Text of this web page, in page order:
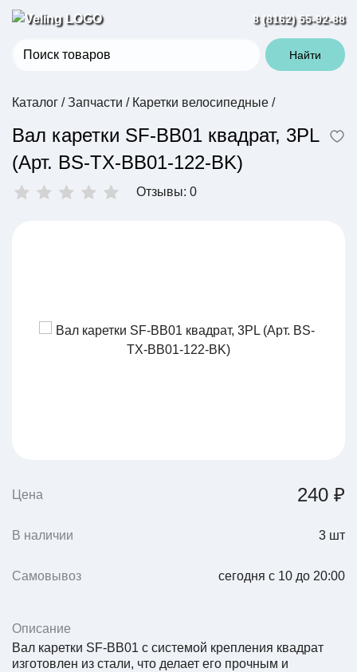
8 (8162) 55-92-88
Найти
Каталог / Запчасти / Каретки велосипедные /
Вал каретки SF-BB01 квадрат, 3PL
(Арт. BS-TX-BB01-122-BK)
Отзывы: 0
Цена 240 ₽
В наличии 3 шт
Самовывоз сегодня с 10 до 20:00
Описание
Вал каретки SF-BB01 с системой крепления квадрат
изготовлен из стали, что делает его прочным и